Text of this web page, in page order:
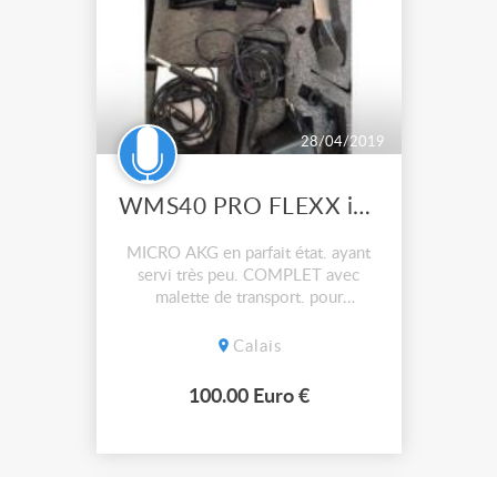
28/04/2019
WMS40 PRO FLEXX instrumental set
MICRO AKG en parfait état. ayant
servi très peu. COMPLET avec
malette de transport. pour
Calais
100.00 Euro €